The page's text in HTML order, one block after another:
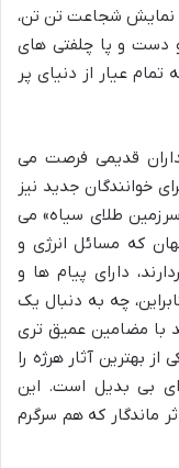
با نمایش شجاعت تن تن،
دست و پا چلفتی های
عیار از دنیای پر
قدیمی فرصت می
خوانندگان جدید نیز
طلای سیاه» می
که مسائل انرژی و
دارای پیام ها و
چه به دنبال یک
با مضامین عمیق تری
بهترین آثار هرژه را
ای بی بدیل است. این
ماندگار که هم سرگرم